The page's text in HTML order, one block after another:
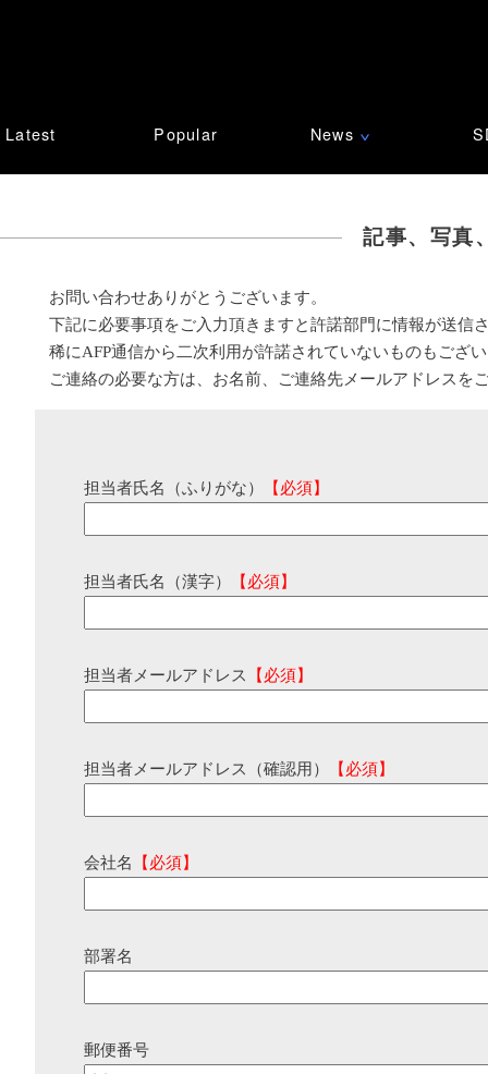
Latest Popular News ∨
記事、写真
お問い合わせありがとうございます。
下記に必要事項をご入力頂きますと許諾部門に情報が送信
稀にAFP通信から二次利用が許諾されていないものもござ
ご連絡の必要な方は、お名前、ご連絡先メールアドレスを
担当者氏名（ふりがな） 【必須】
担当者氏名（漢字） 【必須】
担当者メールアドレス 【必須】
担当者メールアドレス（確認用） 【必須】
会社名 【必須】
部署名
郵便番号